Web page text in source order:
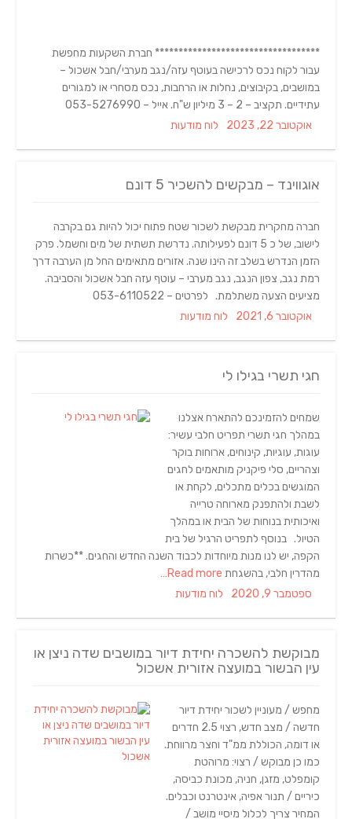
*********************************** חברת השקעות מחפשת
עבור לקוח נכס לרכישה בעוטף עזה/נגב מערבי/חבל אשכול –
במושבים, בקיבוצים, נחלות או הרחבות, נכס מסחרי או למגורים
עתידיים. תקציב – 2 – 3 מיליון ש"ח. אייל – 053-5276990
Posted
אוקטובר 22, 2023 Categories
לוח מודעות
אוגווינד – מבקשים להשכיר 5 דונם
חברה מחקרית מבקשת לשכור שטח פתוח יכול להיות גם בקרבה
לישוב, של כ 5 דונם לפעילותה. נדרשת תשתית של מים וחשמל. פרק
הזמן הנדרש בשלב זה הינו שנה. אזורים מתאימים החל מן הערבה דרך
רמת נגב, צפון הנגב, נגב מערבי – עוטף עזה חבל אשכול והסביבה.
מציעים הצעה משתלמת. לפרטים – 053-6110522
Posted
אוקטובר 6, 2021 Categories
לוח מודעות
חגי תשרי בגילו לי
שמחים להזמינכם להתארח אצלנו
במהלך חגי תשרי תפריט חלבי עשיר:
עוגות, עוגיות, קינוחים, ארוחות בוקר
וצהריים, סלי פיקניק מותאמים לחגים
המוגשים בכלים מתכלים, לקחת או
לשבת ולהתפנק מארוחה טרייה
ואיכותית בנוחות של הבית או במהלך
הטיול. בנוסף לתפריט הרגיל של בית
הקפה, יש לנו מנות מיוחדות לכבוד השנה החדש והחגים. **כשרות
מהדרין חלבי, בהשגחת
Posted
ספטמבר 9, 2020 Categories
לוח מודעות
מבוקשת להשכרה יחידת דיור במושבים שדה ניצן או
עין הבשור במועצה אזורית אשכול
מחפש / מעוניין לשכור יחידת דיור
חדשה / מצב חדש, רצוי 2.5 חדרים
או דומה, הכוללת ממ"ד וחצר מרווחת.
כמו כן מבוקש / רצוי: מרוהטת
קומפלט, מזגן, חניה, מכונת כביסה,
כיריים / תנור אפיה, אינטרנט וכבלים.
המחיר צריך לכלול מיסיי מושב /